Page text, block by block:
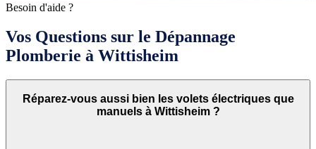
Besoin d'aide ?
Vos Questions sur le Dépannage
Plomberie à Wittisheim
Réparez-vous aussi bien les volets électriques que
manuels à Wittisheim ?